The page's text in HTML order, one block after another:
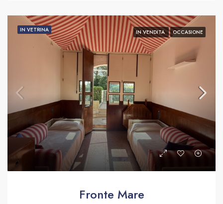
IN VETRINA IN VENDITA OCCASIONE
Fronte Mare